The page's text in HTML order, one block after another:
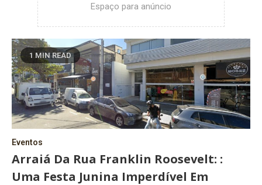
Espaço para anúncio
1 MIN READ
Eventos
Arraiá Da Rua Franklin Roosevelt: :
Uma Festa Junina Imperdível Em